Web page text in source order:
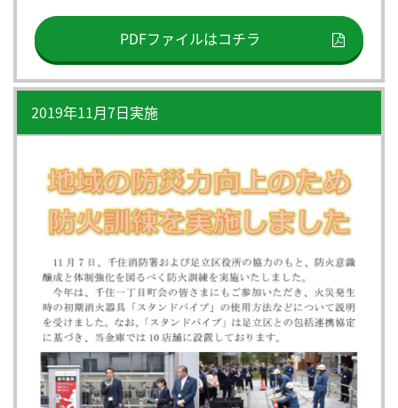
PDFファイルはコチラ
2019年11月7日実施